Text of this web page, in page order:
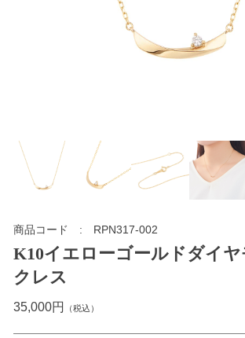
商品コード RPN317-002
K10イエローゴールドダイ
クレス
35,000円 （税込）